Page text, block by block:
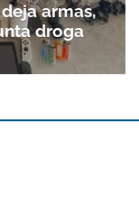
boletín.
ACEPTAR
armas,
droga